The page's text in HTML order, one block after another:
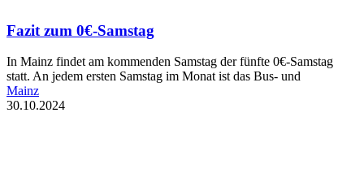
Fazit zum 0€-Samstag
In Mainz findet am kommenden Samstag der fünfte 0€-Samstag
statt. An jedem ersten Samstag im Monat ist das Bus- und
Mainz
30.10.2024